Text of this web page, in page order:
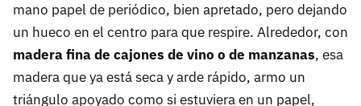
mano papel de periódico, bien apretado, pero dejando
un hueco en el centro para que respire. Alrededor, con
madera fina de cajones de vino o de manzanas, esa
madera que ya está seca y arde rápido, armo un
triángulo apoyado como si estuviera en un papel,